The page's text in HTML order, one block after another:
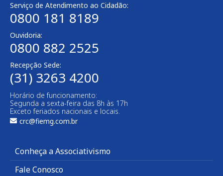
Serviço de Atendimento ao Cidadão:
0800 181 8189
Ouvidoria:
0800 882 2525
Recepção Sede:
(31) 3263 4200
Horário de funcionamento:
Segunda a sexta-feira das 8h às 17h
Exceto feriados nacionais e locais.
crc@fiemg.com.br
Conheça a Associativismo
Fale Conosco